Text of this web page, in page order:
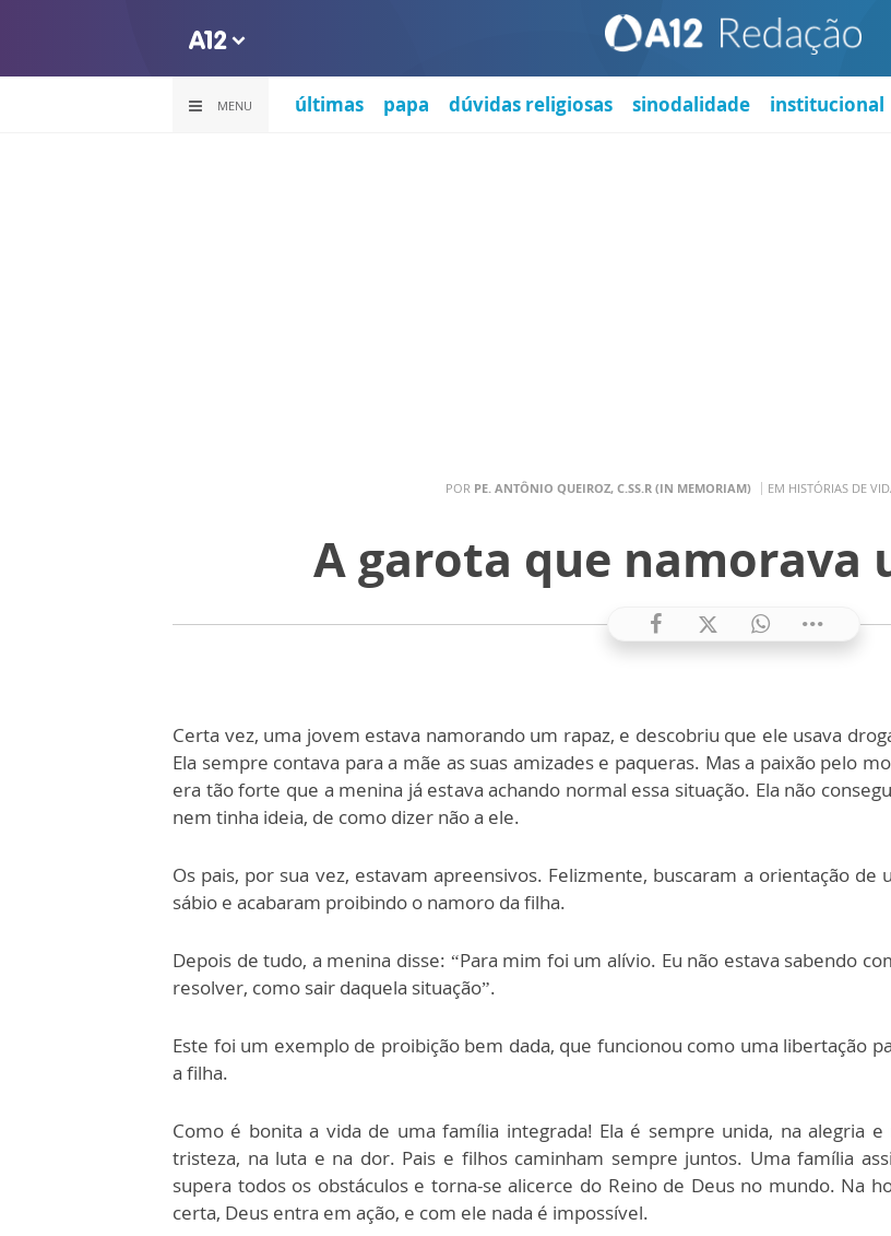
MENU últimas papa dúvidas religiosas sinodalidade institucional
POR PE. ANTÔNIO QUEIROZ, C.SS.R (IN MEMORIAM) EM HISTÓRIAS DE
A garota que namorava
Certa vez, uma jovem estava namorando um rapaz, e descobriu que ele usava
Ela sempre contava para a mãe as suas amizades e paqueras. Mas a paixão pelo
era tão forte que a menina já estava achando normal essa situação. Ela não
nem tinha ideia, de como dizer não a ele.
Os pais, por sua vez, estavam apreensivos. Felizmente, buscaram a orientação de
sábio e acabaram proibindo o namoro da filha.
Depois de tudo, a menina disse: “Para mim foi um alívio. Eu não estava sabendo
resolver, como sair daquela situação”.
Este foi um exemplo de proibição bem dada, que funcionou como uma libertação
a filha.
Como é bonita a vida de uma família integrada! Ela é sempre unida, na alegria e
tristeza, na luta e na dor. Pais e filhos caminham sempre juntos. Uma família
supera todos os obstáculos e torna-se alicerce do Reino de Deus no mundo. Na
certa, Deus entra em ação, e com ele nada é impossível.